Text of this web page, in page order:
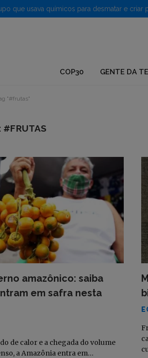
COP30 GENTE DA
"#frutas"
#FRUTAS
amazônico: saiba
em safra nesta
de calor e a chegada do volume
a Amazônia entra em…